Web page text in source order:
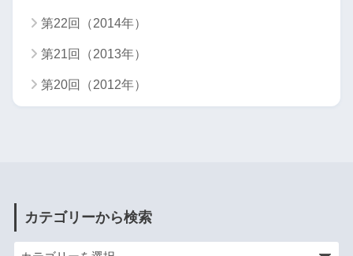
第22回（2014年）
第21回（2013年）
第20回（2012年）
カテゴリーから検索